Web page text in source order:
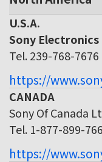
U.S.A.
Sony Electronics
Tel. 239-768-7676
https://
CANADA
Sony Of Canada
Tel. 1-877-899-
https://